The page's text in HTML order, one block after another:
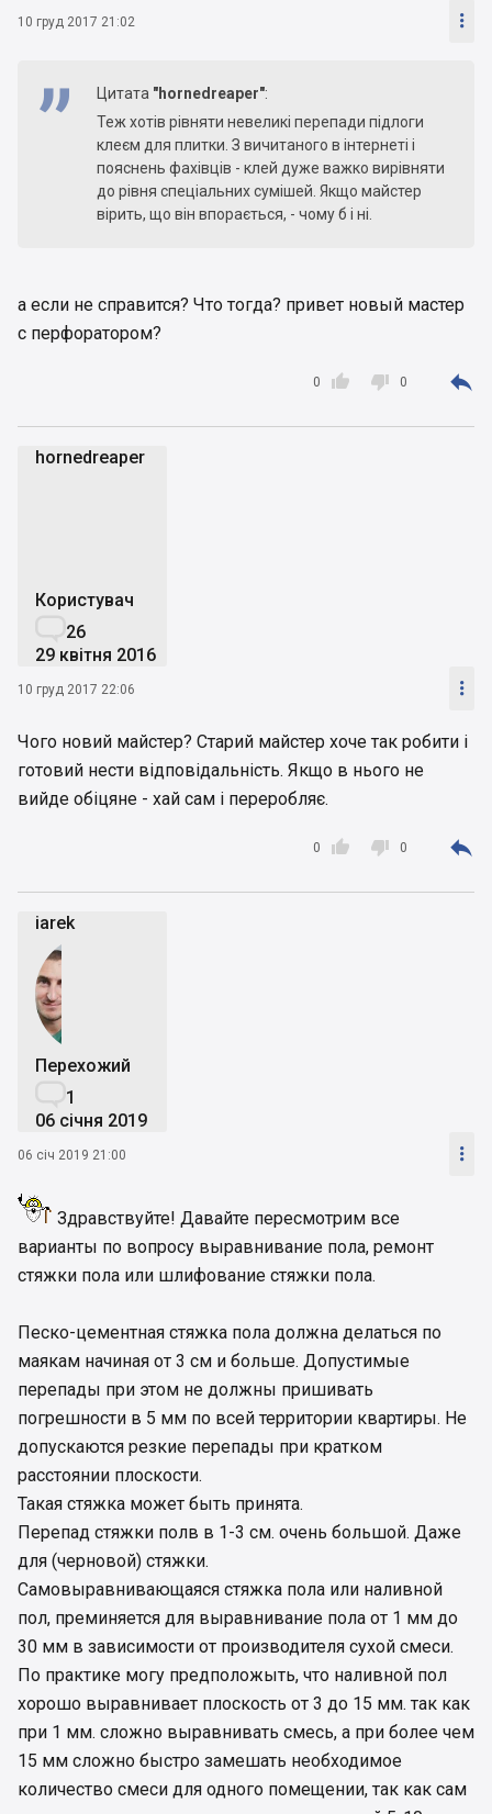
10 груд 2017 21:02 
Цитата "hornedreaper":
Теж хотів рівняти невеликі перепади підлоги
клеєм для плитки. З вичитаного в інтернеті і
пояснень фахівців - клей дуже важко вирівняти
до рівня спеціальних сумішей. Якщо майстер
вірить, що він впорається, - чому б і ні.
а если не справится? Что тогда? привет новый мастер
с перфоратором?

0  0 
hornedreaper
Користувач
26
29 квітня 2016
10 груд 2017 22:06 
Чого новий майстер? Старий майстер хоче так робити і
готовий нести відповідальність. Якщо в нього не
вийде обіцяне - хай сам і переробляє.

0  0 
iarek
Перехожий
1
06 січня 2019
06 січ 2019 21:00 
Здравствуйте! Давайте пересмотрим все
варианты по вопросу выравнивание пола, ремонт
стяжки пола или шлифование стяжки пола.
Песко-цементная стяжка пола должна делаться по
маякам начиная от 3 см и больше. Допустимые
перепады при этом не должны пришивать
погрешности в 5 мм по всей территории квартиры. Не
допускаются резкие перепады при кратком
расстоянии плоскости.
Такая стяжка может быть принята.
Перепад стяжки полв в 1-3 см. очень большой. Даже
для (черновой) стяжки.
Самовыравнивающаяся стяжка пола или наливной
пол, преминяется для выравнивание пола от 1 мм до
30 мм в зависимости от производителя сухой смеси.
По практике могу предположыть, что наливной пол
хорошо выравнивает плоскость от 3 до 15 мм. так как
при 1 мм. сложно выравнивать смесь, а при более чем
15 мм сложно быстро замешать необходимое
количество смеси для одного помещении, так как сам